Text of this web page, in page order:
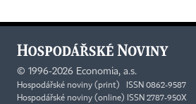
© 1996-2026 Economia, a.s.
Hospodářské noviny (print) ISSN 0862-9587
Hospodářské noviny (online) ISSN 2787-950X